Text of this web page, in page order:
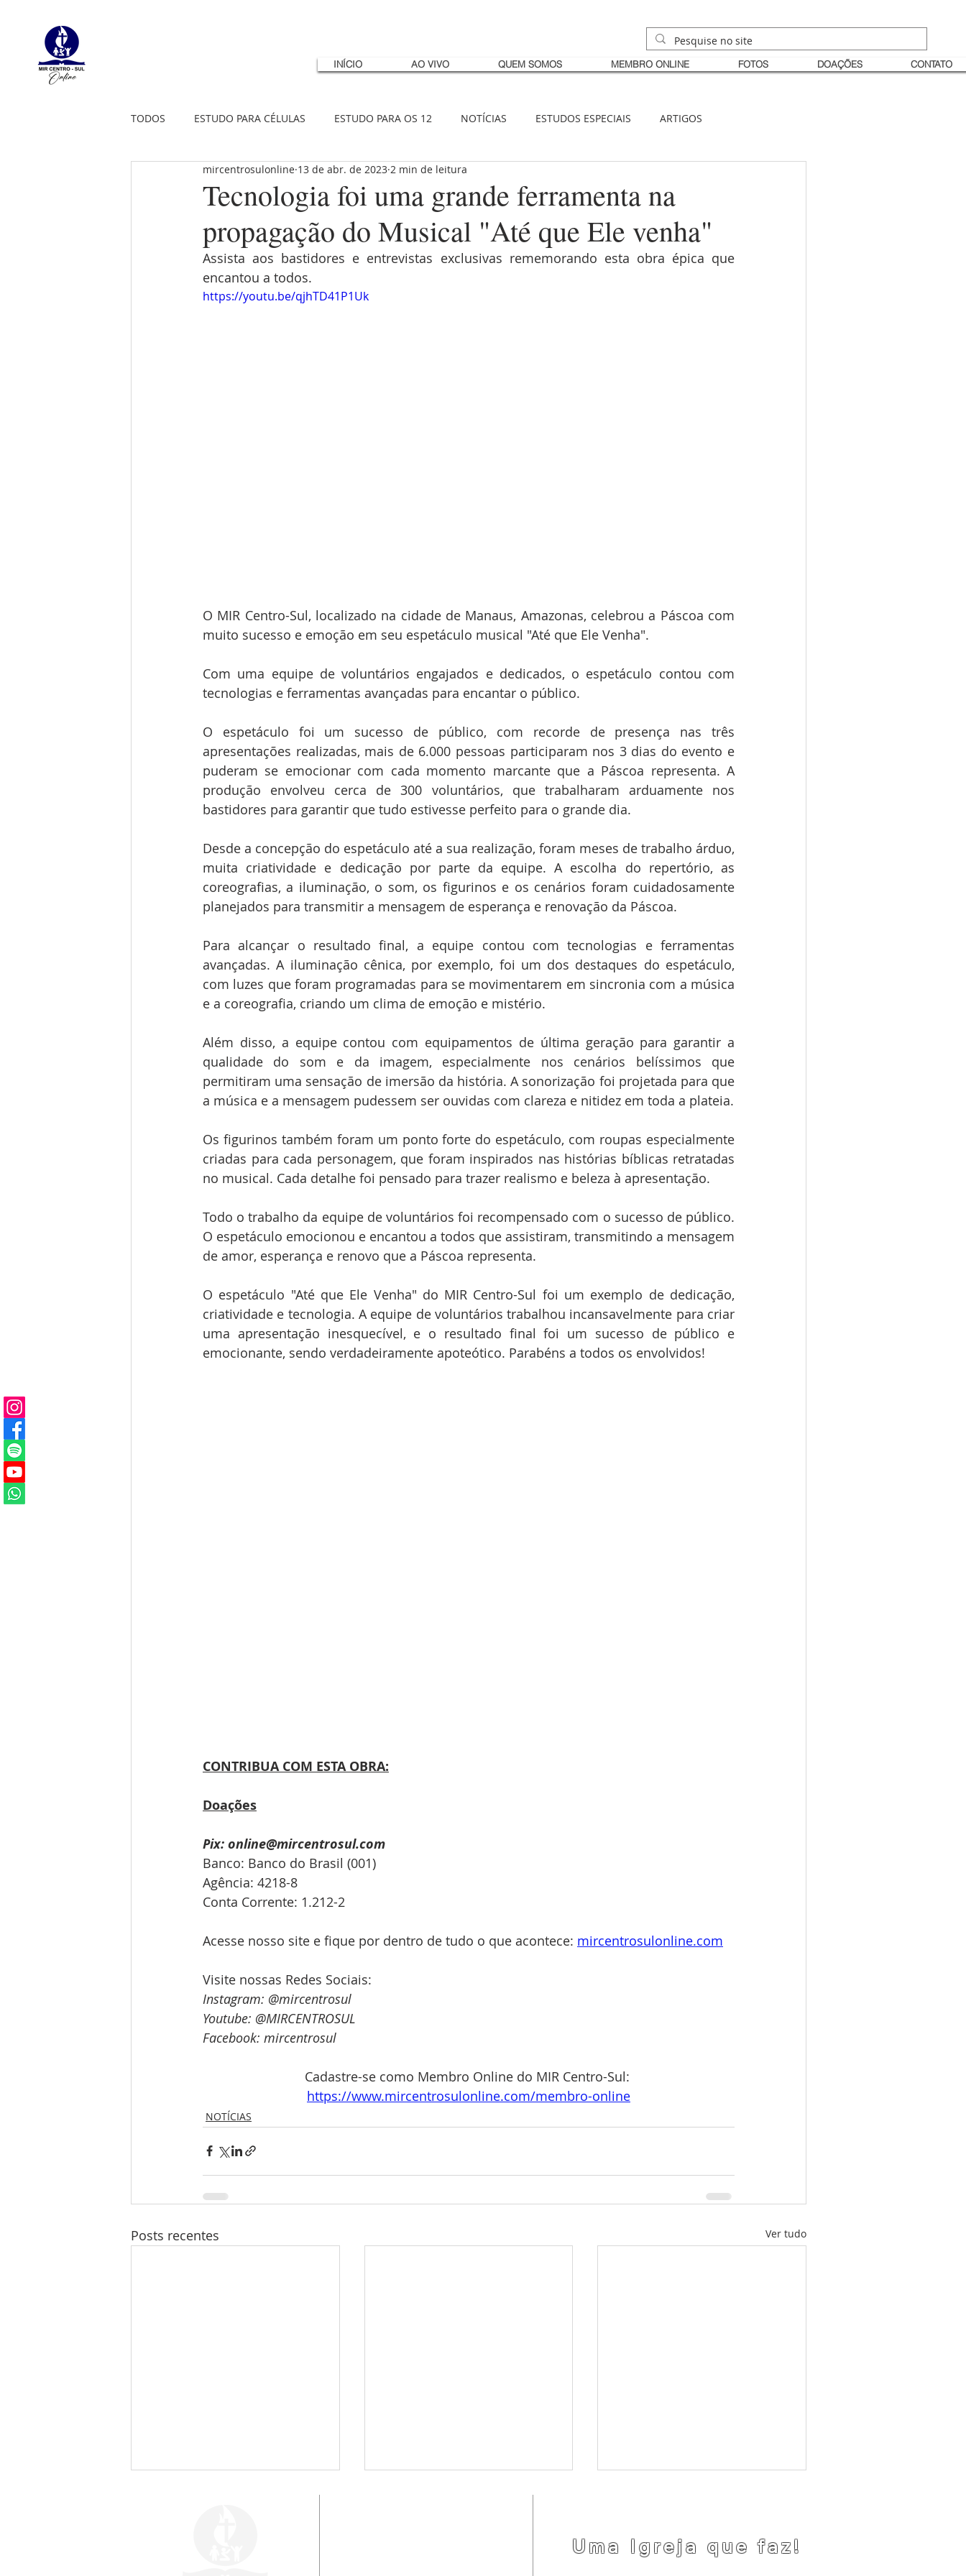
INÍCIO AO VIVO QUEM SOMOS MEMBRO ONLINE FOTOS DOAÇÕES CONTATO
TODOS ESTUDO PARA CÉLULAS ESTUDO PARA OS 12 NOTÍCIAS ESTUDOS ESPECIAIS ARTIGOS
Tecnologia foi uma grande ferramenta na
propagação do Musical "Até que Ele venha"
mircentrosulonline 13 de abr. de 2023 2 min de leitura
Assista aos bastidores e entrevistas exclusivas rememorando esta obra épica que
encantou a todos.
https://youtu.be/qjhTD41P1Uk
O MIR Centro-Sul, localizado na cidade de Manaus, Amazonas, celebrou a Páscoa com
muito sucesso e emoção em seu espetáculo musical "Até que Ele Venha".
Com uma equipe de voluntários engajados e dedicados, o espetáculo contou com
tecnologias e ferramentas avançadas para encantar o público.
O espetáculo foi um sucesso de público, com recorde de presença nas três
apresentações realizadas, mais de 6.000 pessoas participaram nos 3 dias do evento e
puderam se emocionar com cada momento marcante que a Páscoa representa. A
produção envolveu cerca de 300 voluntários, que trabalharam arduamente nos
bastidores para garantir que tudo estivesse perfeito para o grande dia.
Desde a concepção do espetáculo até a sua realização, foram meses de trabalho árduo,
muita criatividade e dedicação por parte da equipe. A escolha do repertório, as
coreografias, a iluminação, o som, os figurinos e os cenários foram cuidadosamente
planejados para transmitir a mensagem de esperança e renovação da Páscoa.
Para alcançar o resultado final, a equipe contou com tecnologias e ferramentas
avançadas. A iluminação cênica, por exemplo, foi um dos destaques do espetáculo,
com luzes que foram programadas para se movimentarem em sincronia com a música
e a coreografia, criando um clima de emoção e mistério.
Além disso, a equipe contou com equipamentos de última geração para garantir a
qualidade do som e da imagem, especialmente nos cenários belíssimos que
permitiram uma sensação de imersão da história. A sonorização foi projetada para que
a música e a mensagem pudessem ser ouvidas com clareza e nitidez em toda a plateia.
Os figurinos também foram um ponto forte do espetáculo, com roupas especialmente
criadas para cada personagem, que foram inspirados nas histórias bíblicas retratadas
no musical. Cada detalhe foi pensado para trazer realismo e beleza à apresentação.
Todo o trabalho da equipe de voluntários foi recompensado com o sucesso de público.
O espetáculo emocionou e encantou a todos que assistiram, transmitindo a mensagem
de amor, esperança e renovo que a Páscoa representa.
O espetáculo "Até que Ele Venha" do MIR Centro-Sul foi um exemplo de dedicação,
criatividade e tecnologia. A equipe de voluntários trabalhou incansavelmente para criar
uma apresentação inesquecível, e o resultado final foi um sucesso de público e
emocionante, sendo verdadeiramente apoteótico. Parabéns a todos os envolvidos!
CONTRIBUA COM ESTA OBRA:
Doações
Pix: online@mircentrosul.com
Banco: Banco do Brasil (001)
Agência: 4218-8
Conta Corrente: 1.212-2
Acesse nosso site e fique por dentro de tudo o que acontece: mircentrosulonline.com
Visite nossas Redes Sociais:
Instagram: @mircentrosul
Youtube: @MIRCENTROSUL
Facebook: mircentrosul
Cadastre-se como Membro Online do MIR Centro-Sul:
https://www.mircentrosulonline.com/membro-online
NOTÍCIAS
Posts recentes Ver tudo
Uma Igreja que faz!